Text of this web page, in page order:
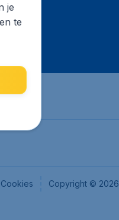
Cookies Copyright © 2026
je
te